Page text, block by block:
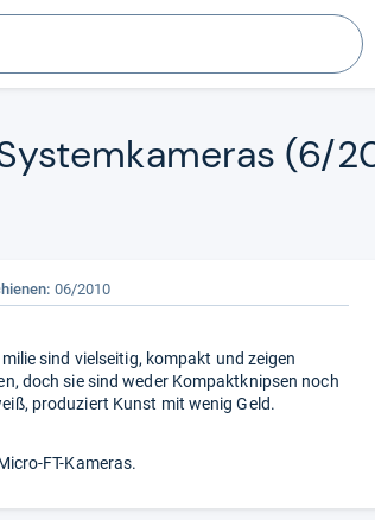
(6/
06/2010
sind vielseitig, kompakt und zeigen
doch sie sind weder Kompaktknipsen noch
produziert Kunst mit wenig Geld.
FT-Kameras.